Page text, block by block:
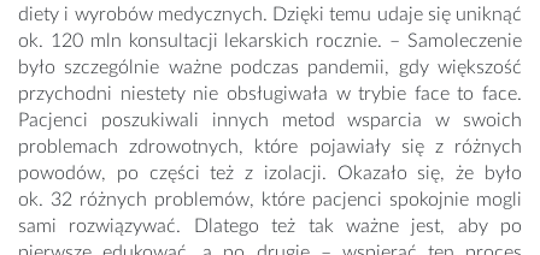
diety i wyrobów medycznych. Dzięki temu udaje się uniknąć
ok. 120 mln konsultacji lekarskich rocznie. – Samoleczenie
było szczególnie ważne podczas pandemii, gdy większość
przychodni niestety nie obsługiwała w trybie face to face.
Pacjenci poszukiwali innych metod wsparcia w swoich
problemach zdrowotnych, które pojawiały się z różnych
powodów, po części też z izolacji. Okazało się, że było
ok. 32 różnych problemów, które pacjenci spokojnie mogli
sami rozwiązywać. Dlatego też tak ważne jest, aby po